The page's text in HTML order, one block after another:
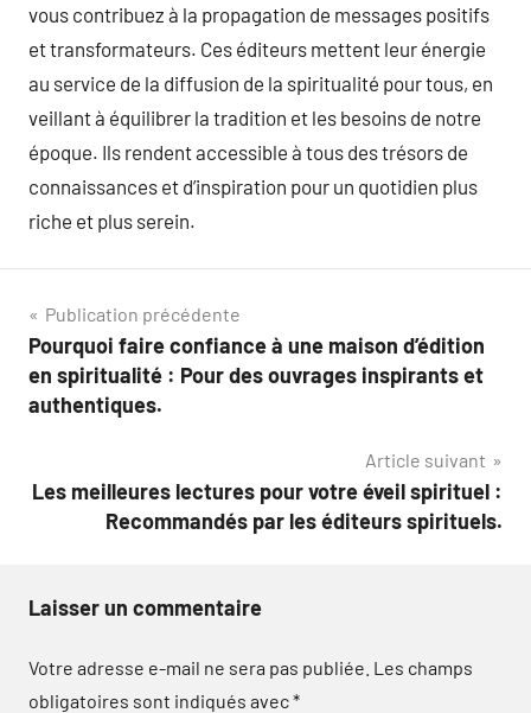
vous contribuez à la propagation de messages positifs
et transformateurs. Ces éditeurs mettent leur énergie
au service de la diffusion de la spiritualité pour tous, en
veillant à équilibrer la tradition et les besoins de notre
époque. Ils rendent accessible à tous des trésors de
connaissances et d’inspiration pour un quotidien plus
riche et plus serein.
Navigation
de
l’article
Publication précédente
Pourquoi faire confiance à une maison d’édition
en spiritualité : Pour des ouvrages inspirants et
authentiques.
Article suivant
Les meilleures lectures pour votre éveil spirituel :
Recommandés par les éditeurs spirituels.
Laisser un commentaire
Votre adresse e-mail ne sera pas publiée. Les champs
obligatoires sont indiqués avec*